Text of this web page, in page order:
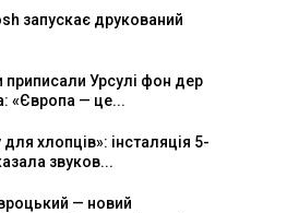
запускає друкований
Урсулі фон дер
«Європа — це...
хлопців»: інсталяція 5-
звуков...
— новий